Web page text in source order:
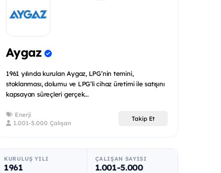
Aygaz
1961 yılında kurulan Aygaz, LPG’nin temini,
stoklanması, dolumu ve LPG’li cihaz üretimi ile satışını
kapsayan süreçleri gerçek...
Enerji
1.001-5.000 Çalışan
Takip Et
KURULUŞ YILI
1961
ÇALIŞAN SAYISI
1.001-5.000